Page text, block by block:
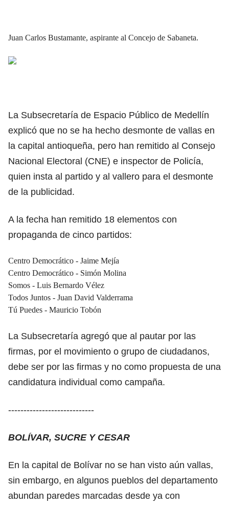
Juan Carlos Bustamante, aspirante al Concejo de Sabaneta.
La Subsecretaría de Espacio Público de Medellín
explicó que no se ha hecho desmonte de vallas en
la capital antioqueña, pero han remitido al Consejo
Nacional Electoral (CNE) e inspector de Policía,
quien insta al partido y al vallero para el desmonte
de la publicidad.
A la fecha han remitido 18 elementos con
propaganda de cinco partidos:
Centro Democrático - Jaime Mejía
Centro Democrático - Simón Molina
Somos - Luis Bernardo Vélez
Todos Juntos - Juan David Valderrama
Tú Puedes - Mauricio Tobón
La Subsecretaría agregó que al pautar por las
firmas, por el movimiento o grupo de ciudadanos,
debe ser por las firmas y no como propuesta de una
candidatura individual como campaña.
----------------------------
BOLÍVAR, SUCRE Y CESAR
En la capital de Bolívar no se han visto aún vallas,
sin embargo, en algunos pueblos del departamento
abundan paredes marcadas desde ya con